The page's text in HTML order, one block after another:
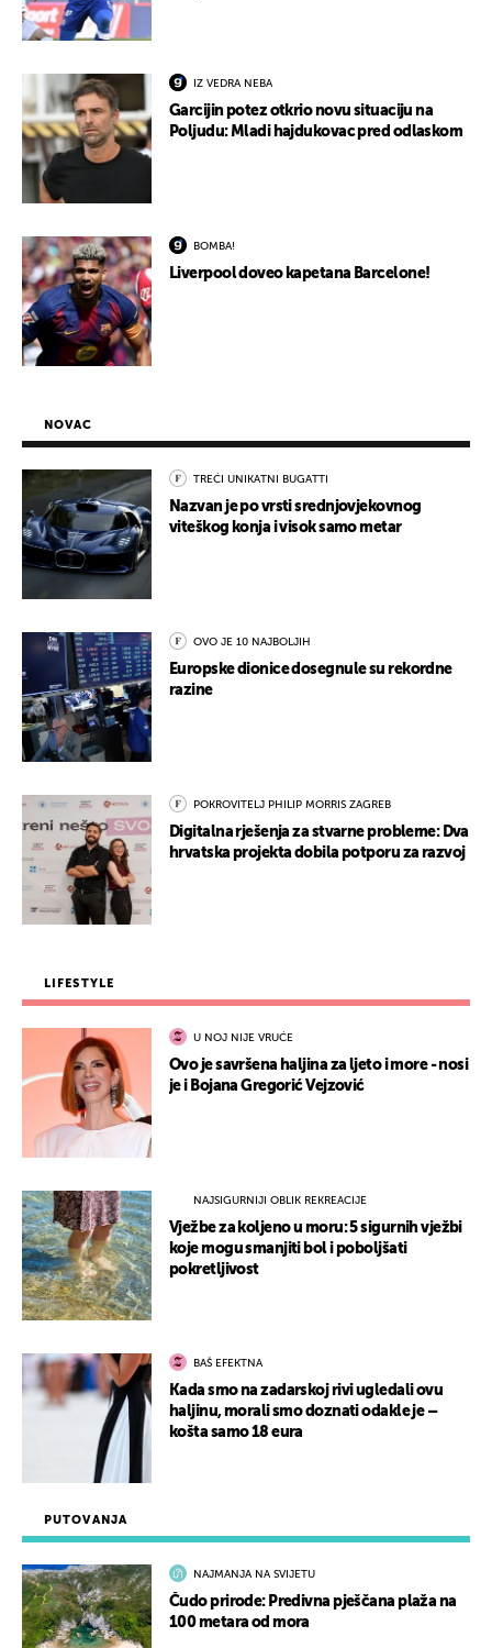
IZ VEDRA NEBA
Garcijin potez otkrio novu situaciju na
Poljudu: Mladi hajdukovac pred odlaskom
BOMBA!
Liverpool doveo kapetana Barcelone!
PUTOVANJA
NAJMANJA NA SVIJETU
Čudo prirode: Predivna pješčana plaža na
100 metara od mora
NOVAC
TREĆI UNIKATNI BUGATTI
Nazvan je po vrsti srednjovjekovnog
viteškog konja i visok samo metar
OVO JE 10 NAJBOLJIH
Europske dionice dosegnule su rekordne
razine
POKROVITELJ PHILIP MORRIS ZAGREB
Digitalna rješenja za stvarne probleme: Dva
hrvatska projekta dobila potporu za razvoj
LIFESTYLE
U NOJ NIJE VRUĆE
Ovo je savršena haljina za ljeto i more - nosi
je i Bojana Gregorić Vejzović
NAJSIGURNIJI OBLIK REKREACIJE
Vježbe za koljeno u moru: 5 sigurnih vježbi
koje mogu smanjiti bol i poboljšati
pokretljivost
BAŠ EFEKTNA
Kada smo na zadarskoj rivi ugledali ovu
haljinu, morali smo doznati odakle je –
košta samo 18 eura